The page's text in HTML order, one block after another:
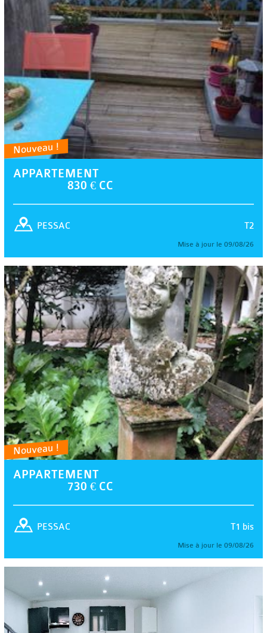
Nouveau !
APPARTEMENT
830 € CC
T2
PESSAC
Mise à jour le 09/08/26
Nouveau !
APPARTEMENT
730 € CC
T1 bis
PESSAC
Mise à jour le 09/08/26